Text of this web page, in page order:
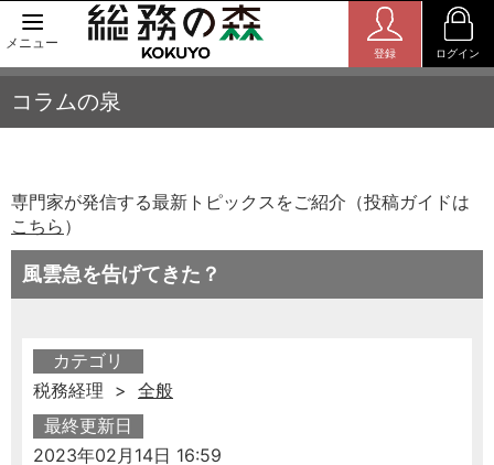
メニュー
登録 ログイン
コラムの泉
専門家が発信する最新トピックスをご紹介（投稿ガイドは
こちら ）
風雲急を告げてきた？
カテゴリ
税務経理 > 全般
最終更新日
2023年02月14日 16:59